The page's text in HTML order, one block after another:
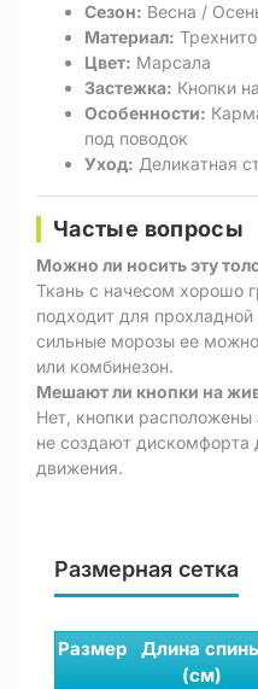
Сезон: Весна /
Материал:
Цвет: Марсала
Застежка: Кнопки
Особенности:
под поводок
Уход: Деликатная
Частые вопросы
Можно ли носить эту
Ткань с начесом хорошо
подходит для
сильные морозы ее
или комбинезон.
Мешают ли кнопки на
Нет, кнопки
не создают дискомфорта
движения.
Размерная сетка
Размер
Длина
(см)